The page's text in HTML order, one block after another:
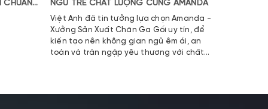
CHUẨN
NGỦ TRẺ CHẤT LƯỢNG CÙNG AMANDA
Việt Anh đã tin tưởng lựa chọn Amanda -
Xưởng Sản Xuất Chăn Ga Gối uy tín, để
kiến tạo nên không gian ngủ êm ái, an
toàn và tràn ngập yêu thương với chất